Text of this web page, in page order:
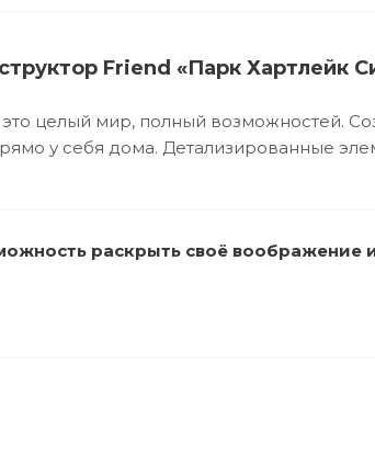
Friend «Парк Хартлейк
целый мир, полный возможностей.
у себя дома. Детализированные
раскрыть своё воображение